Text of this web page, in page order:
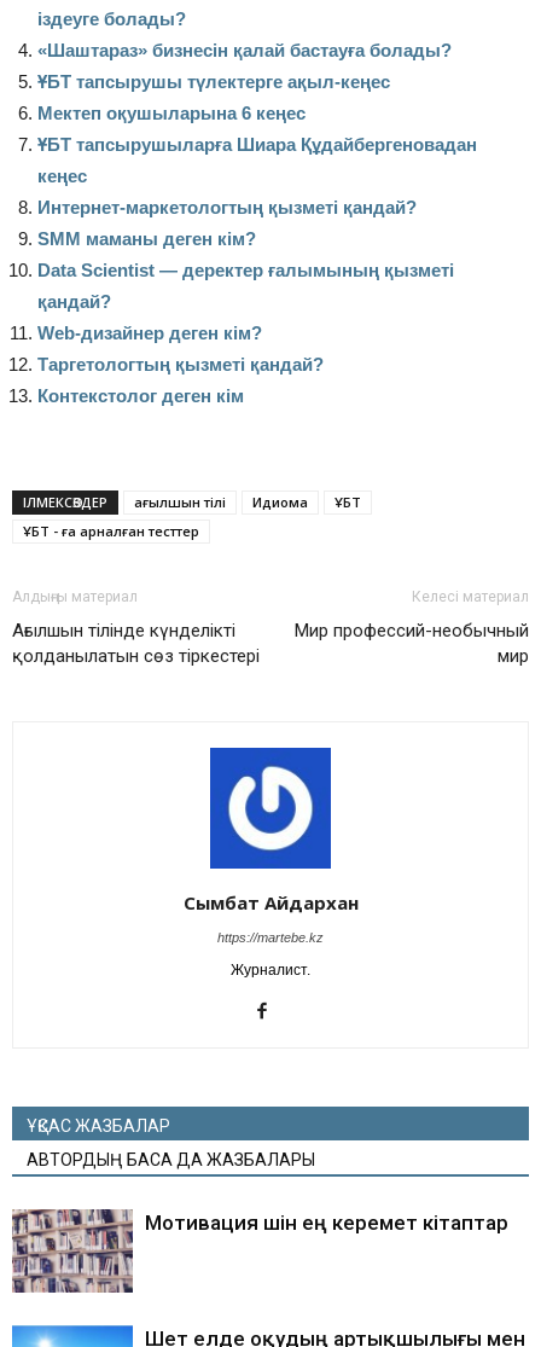
іздеуге болады?
«Шаштараз» бизнесін қалай бастауға болады?
ҰБТ тапсырушы түлектерге ақыл-кеңес
Мектеп оқушыларына 6 кеңес
ҰБТ тапсырушыларға Шиара Құдайбергеновадан
кеңес
Интернет-маркетологтың қызметі қандай?
SMM маманы деген кім?
Data Scientist — деректер ғалымының қызметі
қандай?
Web-дизайнер деген кім?
Таргетологтың қызметі қандай?
Контекстолог деген кім
ІЛМЕКСӨЗДЕР ағылшын тілі Идиома
ҰБТ
ҰБТ - ға арналған тесттер
Алдыңғы материал
Ағылшын тілінде күнделікті
қолданылатын сөз тіркестері
Келесі материал
Мир профессий-необычный
мир
Сымбат Айдархан
https://martebe.kz
Журналист.
ҰҚСАС ЖАЗБАЛАР
АВТОРДЫҢ БАСҚА ДА ЖАЗБАЛАРЫ
Мотивация үшін ең керемет кітаптар
Шет елде оқудың артықшылығы мен